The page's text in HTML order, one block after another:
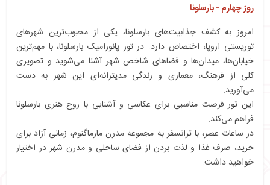
روز چهارم - بارسلونا
امروز به کشف جذابیت‌های بارسلونا، یکی از محبوب‌ترین شهرهای
توریستی اروپا، اختصاص دارد. در تور پانورامیک بارسلونا، با مهم‌ترین
خیابان‌ها، میدان‌ها و فضاهای شاخص شهر آشنا می‌شوید و تصویری
کلی از فرهنگ، معماری و زندگی مدیترانه‌ای این شهر به دست
می‌آورید.
این تور فرصت مناسبی برای عکاسی و آشنایی با روح هنری بارسلونا
فراهم می‌کند.
در ساعات عصر، با ترانسفر به مجموعه مدرن مارماگنوم، زمانی آزاد برای
خرید، صرف غذا و لذت بردن از فضای ساحلی و مدرن شهر در اختیار
خواهید داشت.